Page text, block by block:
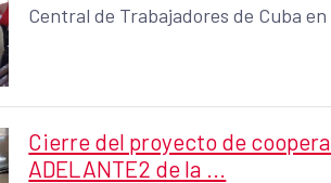
Central de Trabajadores de Cuba
Cierre del proyecto de
ADELANTE2 de la ...